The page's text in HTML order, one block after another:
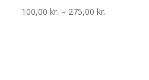
100,00 kr. – 275,00 kr.